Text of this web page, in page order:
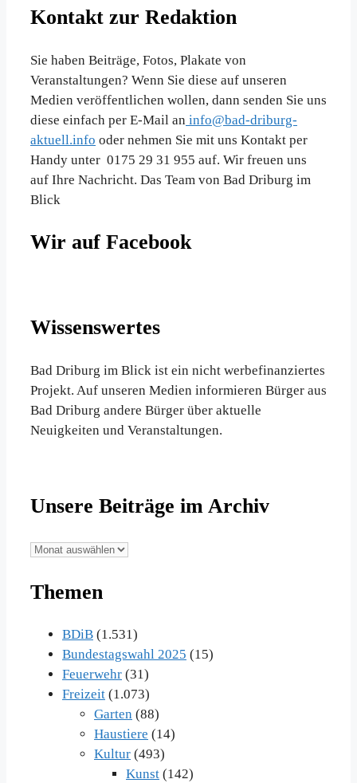
Kontakt zur Redaktion
Sie haben Beiträge, Fotos, Plakate von
Veranstaltungen? Wenn Sie diese auf unseren
Medien veröffentlichen wollen, dann senden Sie uns
diese einfach per E-Mail an info@bad-driburg-
aktuell.info oder nehmen Sie mit uns Kontakt per
Handy unter 0175 29 31 955 auf. Wir freuen uns
auf Ihre Nachricht. Das Team von Bad Driburg im
Blick
Wir auf Facebook
Wissenswertes
Bad Driburg im Blick ist ein nicht werbefinanziertes
Projekt. Auf unseren Medien informieren Bürger aus
Bad Driburg andere Bürger über aktuelle
Neuigkeiten und Veranstaltungen.
Unsere Beiträge im Archiv
Unsere
im
Themen
BDiB (1.531)
Bundestagswahl 2025 (15)
Feuerwehr (31)
Freizeit (1.073)
Garten (88)
Haustiere (14)
Kultur (493)
Kunst (142)